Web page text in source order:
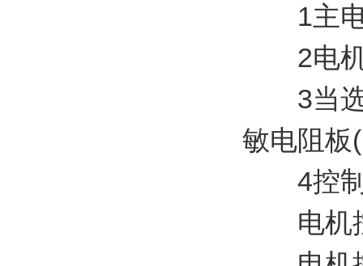
1主电
2电机
3当选
敏电阻板
4控制
电机